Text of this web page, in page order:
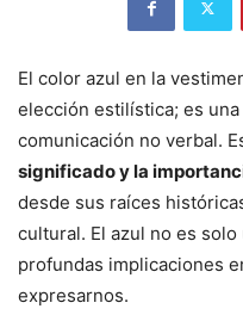
El color azul en la
elección estilística; es
comunicación no verbal.
significado y la
desde sus raíces
cultural. El azul no es
profundas implicaciones
expresarnos.